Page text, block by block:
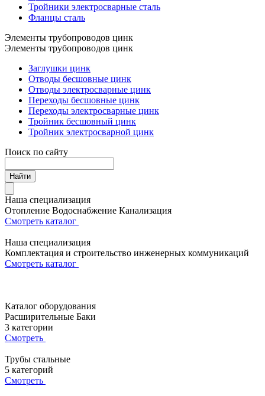
Тройники электросварные сталь
Фланцы сталь
Элементы трубопроводов цинк
Элементы трубопроводов цинк
Заглушки цинк
Отводы бесшовные цинк
Отводы электросварные цинк
Переходы бесшовные цинк
Переходы электросварные цинк
Тройник бесшовный цинк
Тройник электросварной цинк
Поиск по сайту
Найти
Наша специализация
Отопление Водоснабжение Канализация
Смотреть каталог
Наша специализация
Комплектация и строительство инженерных коммуникаций
Смотреть каталог
Каталог оборудования
Расширительные Баки
3 категории
Смотреть
Трубы стальные
5 категорий
Смотреть